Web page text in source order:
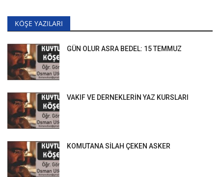
KÖŞE YAZILARI
GÜN OLUR ASRA BEDEL: 15 TEMMUZ
VAKIF VE DERNEKLERİN YAZ KURSLARI
KOMUTANA SİLAH ÇEKEN ASKER